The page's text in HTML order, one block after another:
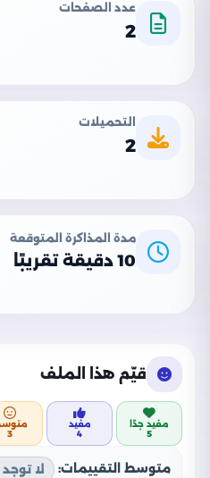
عدد الصفحات
2
التحميلات
2
مدة المذاكرة المتوقعة
10 دقيقة تقريبًا
قيّم هذا الملف
مفيد جدًا
5
مفيد
4
3
متوسط التقييمات:
لا